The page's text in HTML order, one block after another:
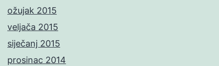
ožujak 2015
veljača 2015
siječanj 2015
prosinac 2014